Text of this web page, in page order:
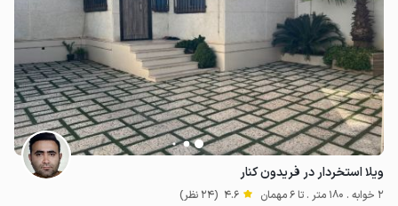
ویلا استخردار در فریدون کنار
2 خوابه . 180 متر . تا 6 مهمان 4.6 (24 نظر)